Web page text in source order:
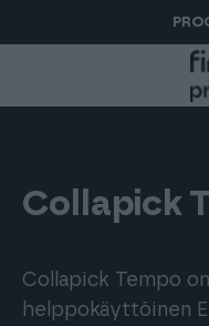
sisältöön
Collapick
Collapick Tempo
helppokäyttöinen
Solo
Sopimuskone